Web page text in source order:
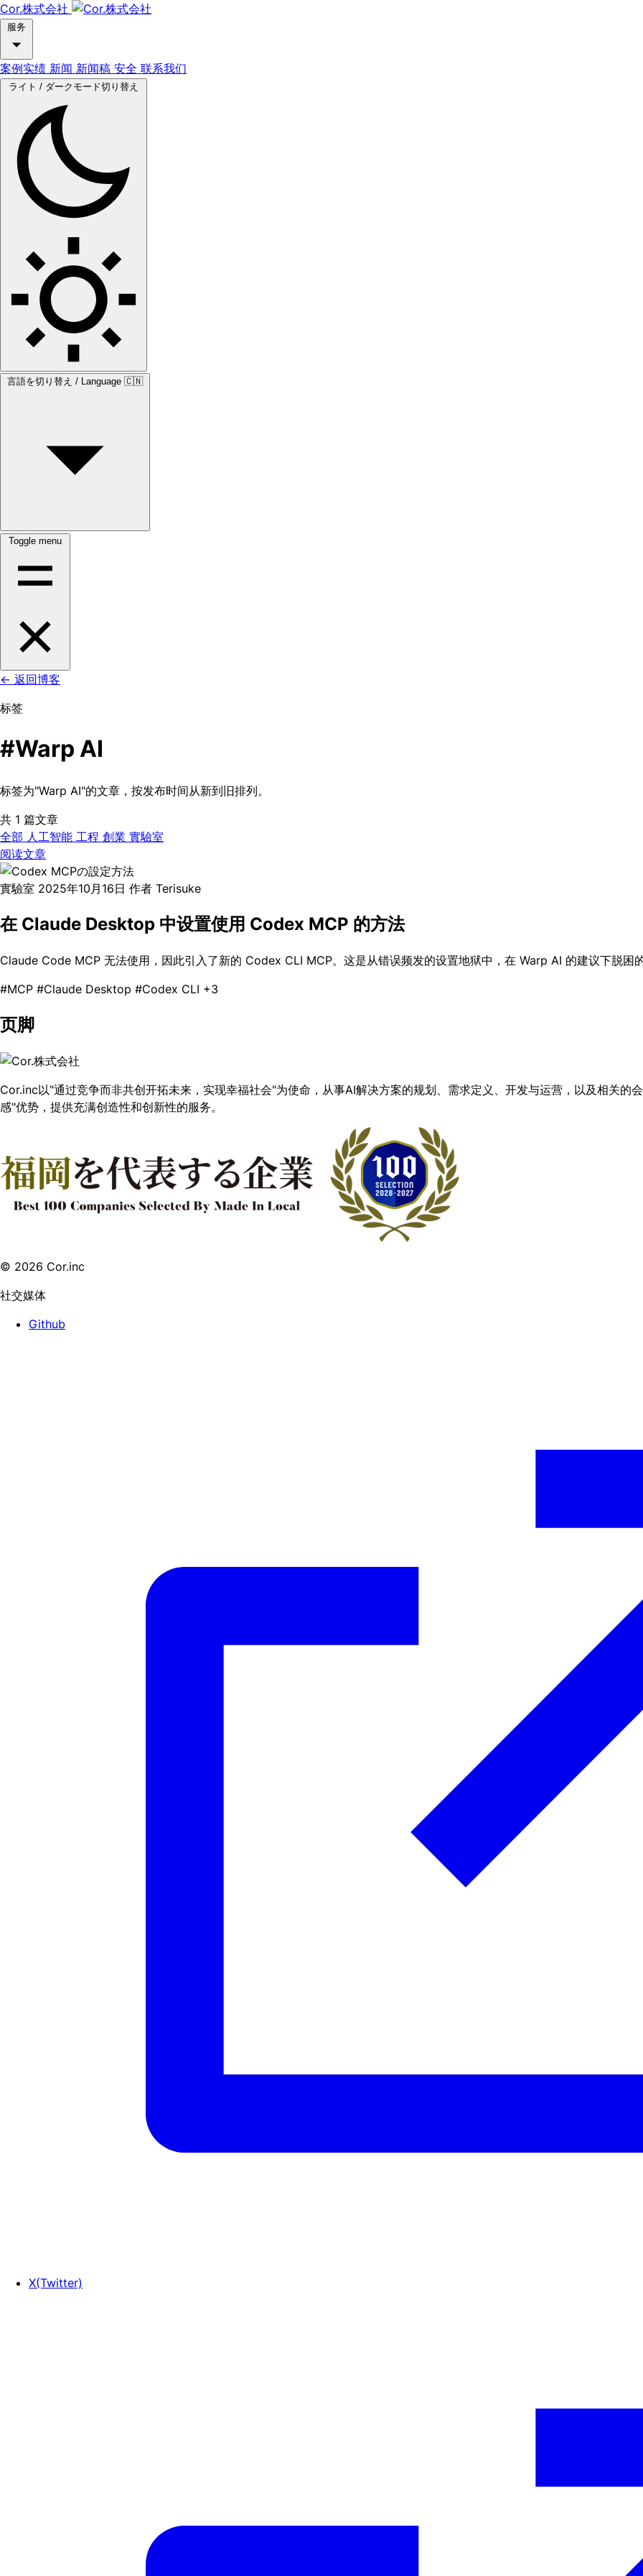
Cor.株式会社
案例实绩 新闻 新闻稿 安全 联系我们
ライト / ダークモード切り替え
言語を切り替え / Language 🇨🇳
Toggle menu
← 返回博客
标签
#Warp AI
标签为"Warp AI"的文章，按发布时间从新到旧排列。
共 1 篇文章
全部 人工智能 工程 創業 實驗室
阅读文章
實驗室 2025年10月16日 作者 Terisuke
在 Claude Desktop 中设置使用 Codex MCP 的方法
Claude Code MCP 无法使用，因此引入了新的 Codex CLI MCP。这是从错误频发的设置地狱中，在 Warp AI 的建议下脱困的
#MCP #Claude Desktop #Codex CLI +3
页脚
Cor.inc以"通过竞争而非共创开拓未来，实现幸福社会"为使命，从事AI解决方案的规划、需求定义、开发与运营，以及相关的
感"优势，提供充满创造性和创新性的服务。
© 2026 Cor.inc
社交媒体
Github
X(Twitter)